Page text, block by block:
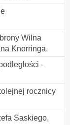
Wilna
Knorringa.
-
rocznicy
Saskiego,